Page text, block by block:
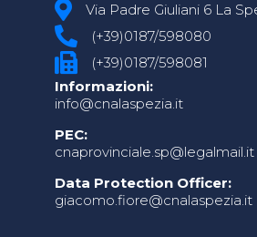
Via Padre Giuliani 6 La
(+39)0187/598080
(+39)0187/598081
Informazioni:
info@cnalaspezia.it
PEC:
cnaprovinciale.sp@legalmail.it
Data Protection Officer:
giacomo.fiore@cnalaspezia.it